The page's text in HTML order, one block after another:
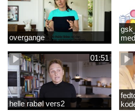
overgange
01:51
helle rabøl vers2